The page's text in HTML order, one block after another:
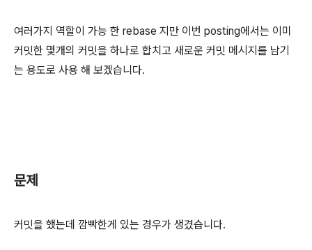
여러가지 역할이 가능 한 rebase 지만 이번 posting에서는 이미
커밋한 몇개의 커밋을 하나로 합치고 새로운 커밋 메시지를 남기
는 용도로 사용 해 보겠습니다.
문제
커밋을 했는데 깜빡한게 있는 경우가 생겼습니다.